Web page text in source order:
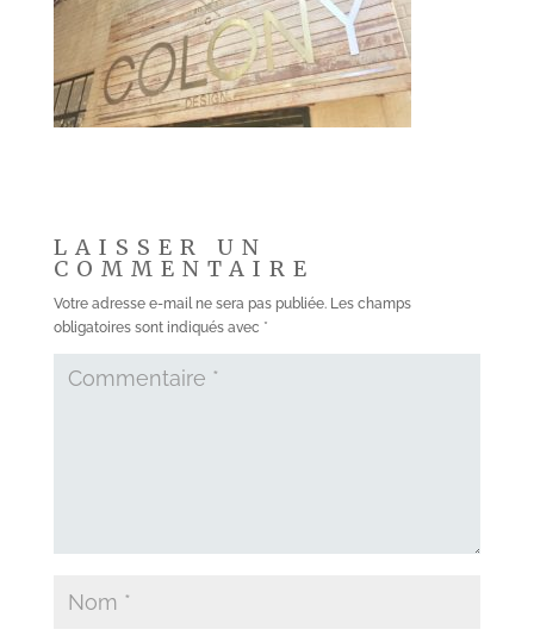
LAISSER UN
COMMENTAIRE
Votre adresse e-mail ne sera pas publiée. Les champs
obligatoires sont indiqués avec *